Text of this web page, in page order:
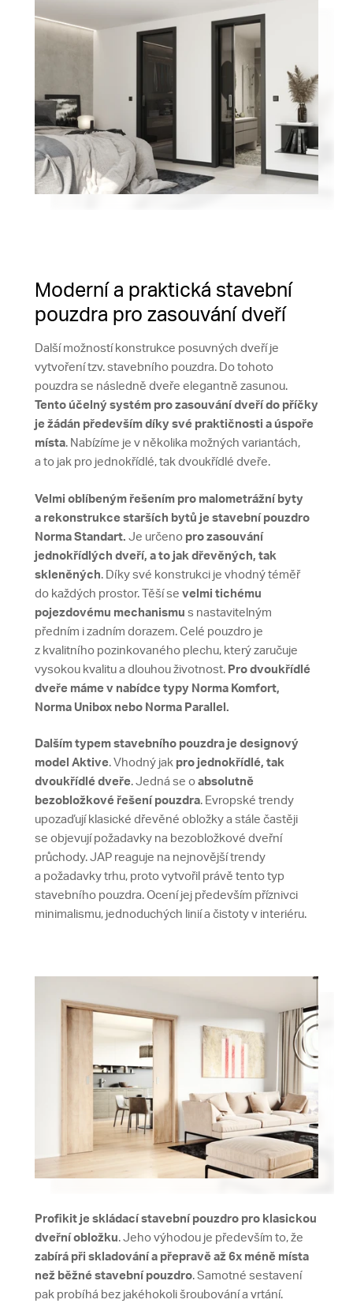
Moderní a praktická stavební
pouzdra pro zasouvání dveří
Další možností konstrukce posuvných dveří je
vytvoření tzv. stavebního pouzdra. Do tohoto
pouzdra se následně dveře elegantně zasunou.
Tento účelný systém pro zasouvání dveří do příčky
je žádán především díky své praktičnosti a úspoře
místa. Nabízíme je v několika možných variantách,
a to jak pro jednokřídlé, tak dvoukřídlé dveře.
Velmi oblíbeným řešením pro malometrážní byty
a rekonstrukce starších bytů je stavební pouzdro
Norma Standart. Je určeno pro zasouvání
jednokřídlých dveří, a to jak dřevěných, tak
skleněných. Díky své konstrukci je vhodný téměř
do každých prostor. Těší se velmi tichému
pojezdovému mechanismu s nastavitelným
předním i zadním dorazem. Celé pouzdro je
z kvalitního pozinkovaného plechu, který zaručuje
vysokou kvalitu a dlouhou životnost. Pro dvoukřídlé
dveře máme v nabídce typy Norma Komfort,
Norma Unibox nebo Norma Parallel.
Dalším typem stavebního pouzdra je designový
model Aktive. Vhodný jak pro jednokřídlé, tak
dvoukřídlé dveře. Jedná se o absolutně
bezobložkové řešení pouzdra. Evropské trendy
upozaďují klasické dřevěné obložky a stále častěji
se objevují požadavky na bezobložkové dveřní
průchody. JAP reaguje na nejnovější trendy
a požadavky trhu, proto vytvořil právě tento typ
stavebního pouzdra. Ocení jej především příznivci
minimalismu, jednoduchých linií a čistoty v interiéru.
Profikit je s kládací stavební pouzdro pro klasickou
dveřní obložku. Jeho výhodou je především to, že
zabírá při skladování a přepravě až 6x méně místa
než běžné stavební pouzdro. Samotné sestavení
pak probíhá bez jakéhokoli šroubování a vrtání.